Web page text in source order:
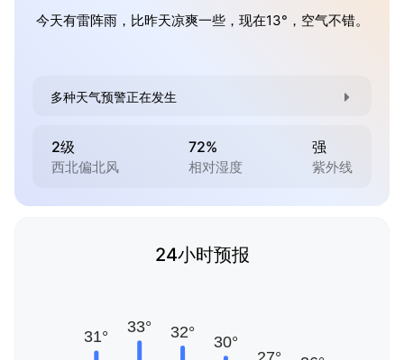
今天有雷阵雨，比昨天凉爽一些，现在13°，空气不错。
多种天气预警正在发生
2级
西北偏北风
72%
相对湿度
强
紫外线
24小时预报